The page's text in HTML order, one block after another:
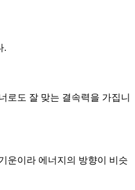
.
로도 잘 맞는 결속력을 가집니
운이라 에너지의 방향이 비슷